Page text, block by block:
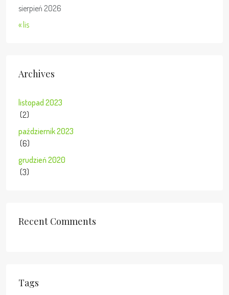
sierpień 2026
« lis
Archives
listopad 2023
(2)
październik 2023
(6)
grudzień 2020
(3)
Recent Comments
Tags